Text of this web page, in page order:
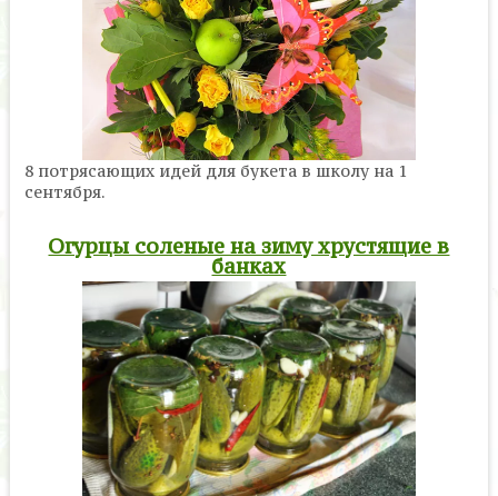
8 потрясающих идей для букета в школу на 1
сентября.
Огурцы соленые на зиму хрустящие в
банках